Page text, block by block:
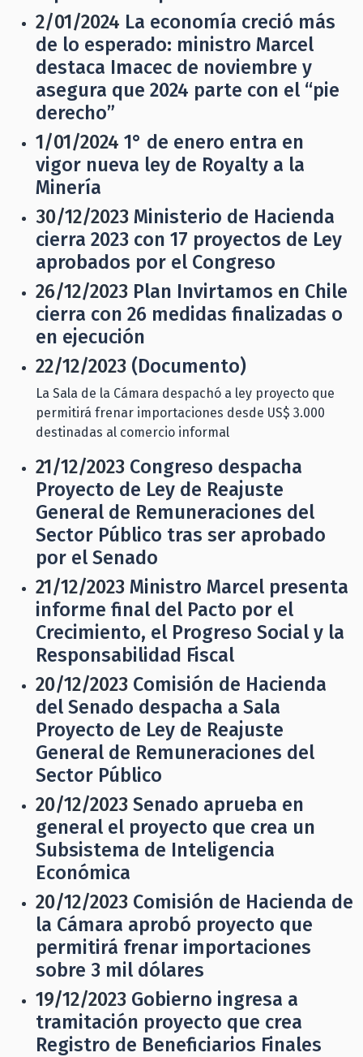
2/01/2024 La economía creció más
de lo esperado: ministro Marcel
destaca Imacec de noviembre y
asegura que 2024 parte con el “pie
derecho”
1/01/2024 1° de enero entra en
vigor nueva ley de Royalty a la
Minería
30/12/2023 Ministerio de Hacienda
cierra 2023 con 17 proyectos de Ley
aprobados por el Congreso
26/12/2023 Plan Invirtamos en Chile
cierra con 26 medidas finalizadas o
en ejecución
22/12/2023 (Documento)
La Sala de la Cámara despachó a ley proyecto que
permitirá frenar importaciones desde US$ 3.000
destinadas al comercio informal
21/12/2023 Congreso despacha
Proyecto de Ley de Reajuste
General de Remuneraciones del
Sector Público tras ser aprobado
por el Senado
21/12/2023 Ministro Marcel presenta
informe final del Pacto por el
Crecimiento, el Progreso Social y la
Responsabilidad Fiscal
20/12/2023 Comisión de Hacienda
del Senado despacha a Sala
Proyecto de Ley de Reajuste
General de Remuneraciones del
Sector Público
20/12/2023 Senado aprueba en
general el proyecto que crea un
Subsistema de Inteligencia
Económica
20/12/2023 Comisión de Hacienda de
la Cámara aprobó proyecto que
permitirá frenar importaciones
sobre 3 mil dólares
19/12/2023 Gobierno ingresa a
tramitación proyecto que crea
Registro de Beneficiarios Finales